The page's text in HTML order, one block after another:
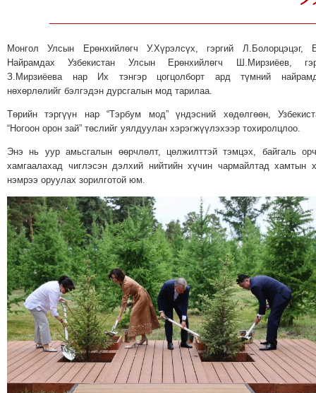
МЭДЭХҮЙ
ТЕХНОЛОГИ
ЭРДЭНЭТ
ҮЙЛДВЭРИЙН
ЭРГЭН
ТОЙРОНД
ХАВРЫН
ЧУУЛГАНЫ
ТОЙРОНД
"ОУВС"-
ИЙН
ЭРГЭН
ТОЙРОНД
"ЖИ
ТАЙМ"ЫН
ЭРГЭН
ТОЙРОНД
ГРАНАТ
ДЭЛБЭРСЭН
Монгол Улсын Ерөнхийлөгч У.Хүрэлсүх, гэргий Л.Болорцэцэг,
Найрамдах Узбекистан Улсын Ерөнхийлөгч Ш.Мирзиёев,
З.Мирзиёева нар Их тэнгэр цогцолборт ард түмний
нөхөрлөлийг бэлгэдэн дурсгалын мод тарилаа.
Төрийн тэргүүн нар “Тэрбум мод” үндэсний хөдөлгөөн,
“Ногоон орон зай” төслийг уялдуулан хэрэгжүүлэхээр тохиролцлоо.
Энэ нь уур амьсгалын өөрчлөлт, цөлжилттэй тэмцэх, байгаль
хамгаалахад чиглэсэн дэлхий нийтийн хүчин чармайлтад хамтын
нэмрээ оруулах зорилготой юм.